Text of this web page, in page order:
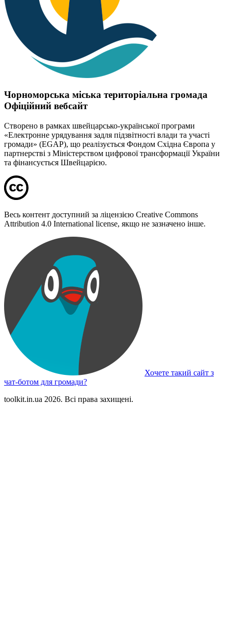
Чорноморська міська територіальна громада
Офіційний вебсайт
Створено в рамках швейцарсько-української програми
«Електронне урядування задля підзвітності влади та участі
громади» (EGAP), що реалізується Фондом Східна Європа у
партнерстві з Міністерством цифрової трансформації України
та фінансується Швейцарією.
Весь контент доступний за ліцензією Creative Commons
Attribution 4.0 International license, якщо не зазначено інше.
Хочете такий сайт з
чат-ботом для громади?
toolkit.in.ua 2026. Всі права захищені.